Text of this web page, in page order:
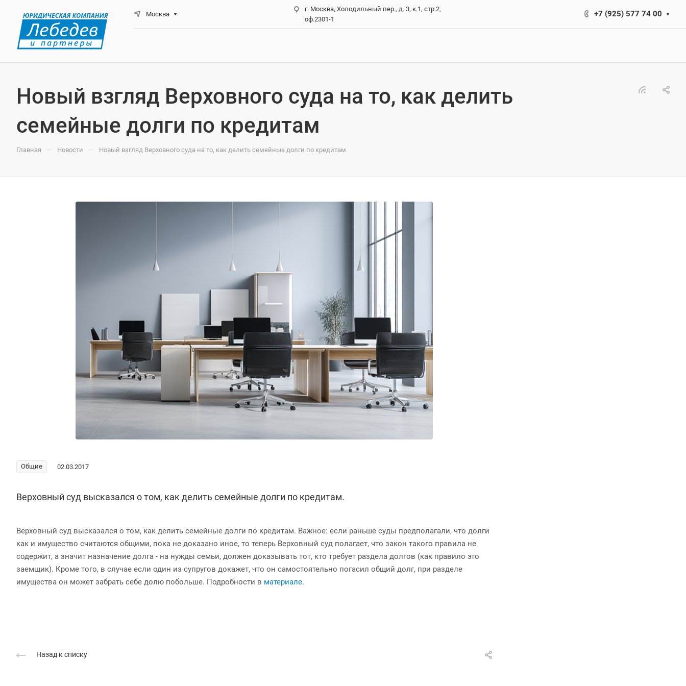
Москва
г. Москва, Холодильный пер., д. 3, к.1, стр.2,
оф.2301-1
+7 (925) 577 74 00
Новый взгляд Верховного суда на то, как делить
семейные долги по кредитам
Главная — Новости — Новый взгляд Верховного суда на то, как делить семейные долги по кредитам
Общие 02.03.2017
Верховный суд высказался о том, как делить семейные долги по кредитам.
Верховный суд высказался о том, как делить семейные долги по кредитам. Важное: если раньше суды предполагали, что долги
как и имущество считаются общими, пока не доказано иное, то теперь Верховный суд полагает, что закон такого правила не
содержит, а значит назначение долга - на нужды семьи, должен доказывать тот, кто требует раздела долгов (как правило это
заемщик). Кроме того, в случае если один из супругов докажет, что он самостоятельно погасил общий долг, при разделе
имущества он может забрать себе долю побольше. Подробности в материале.
Назад к списку